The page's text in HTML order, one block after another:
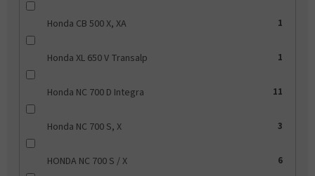
Honda CB 500 X, XA 1
Honda XL 650 V Transalp 1
Honda NC 700 D Integra 11
Honda NC 700 S, X 3
HONDA NC 700 S / X 6